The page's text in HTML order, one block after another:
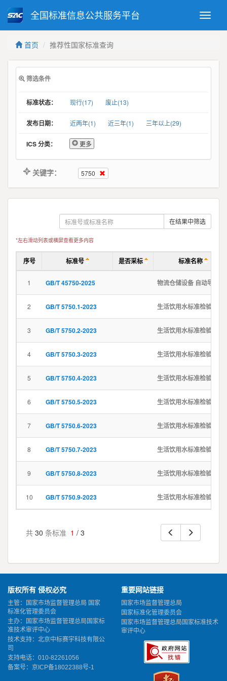
Toggle
全国标准信息公共服务平台
强制性国家标准
指导性技术文件
首页 推荐性国家标准查询
筛选条件
标准状态： 现行(17) 废止(13)
发布日期： 近两年(1) 近三年(1) 三年以上(29)
ICS 分类： 更多
关键字： 5750
在结果中筛选
*左右滑动列表或横屏查看更多内容
序号 标准号 是否采标 标准名称
1 GB/T 45750-2025
2 GB/T 5750.1-2023
3 GB/T 5750.2-2023
4 GB/T 5750.3-2023
5 GB/T 5750.4-2023
6 GB/T 5750.5-2023
7 GB/T 5750.6-2023
8 GB/T 5750.7-2023
9 GB/T 5750.8-2023
10 GB/T 5750.9-2023
共 30 条标准 1 / 3
版权所有 侵权必究
主管：国家市场监督管理总局 国家
标准化管理委员会
主办：国家市场监督管理总局国家标
准技术审评中心
技术支持：北京中标赛宇科技有限公
司
支持电话：010-82261056
备案号： 京ICP备18022388号-1
重要网站链接
国家市场监督管理总局
国家标准化管理委员会
国家市场监督管理总局国家标准技术
审评中心